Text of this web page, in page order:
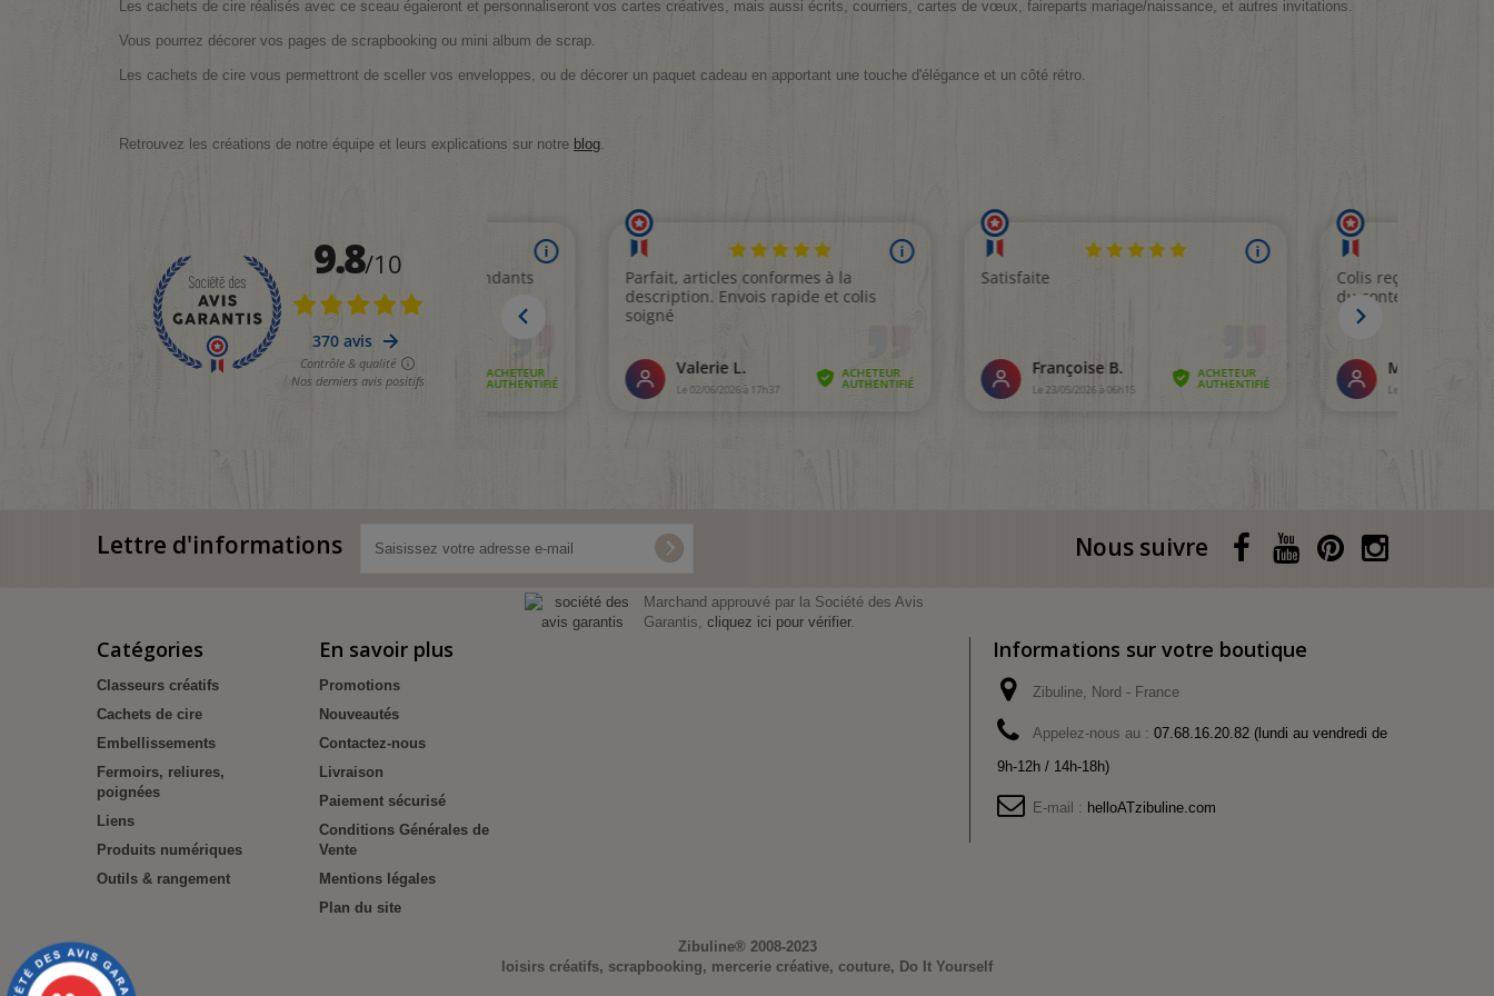
Les cachets de cire réalisés avec ce sceau égaieront et personnaliseront vos cartes créatives, mais aussi écrits, courriers, cartes de vœux, faireparts mariage/naissance, et autres invitations.
Vous pourrez décorer vos pages de scrapbooking ou mini album de scrap.
Les cachets de cire vous permettront de sceller vos enveloppes, ou de décorer un paquet cadeau en apportant une touche d'élégance et un côté rétro.
Retrouvez les créations de notre équipe et leurs explications sur notre blog.
Lettre d'informations Nous suivre
Catégories
Classeurs créatifs
Cachets de cire
Embellissements
Fermoirs, reliures,
poignées
Liens
Produits numériques
Outils & rangement
En savoir plus
Promotions
Nouveautés
Contactez-nous
Livraison
Paiement sécurisé
Conditions Générales de
Vente
Mentions légales
Plan du site
Informations sur votre boutique
Zibuline, Nord - France
Appelez-nous au :07.68.16.20.82 (lundi au vendredi de
9h-12h / 14h-18h)
E-mail : helloATzibuline.com
Marchand approuvé par la Société des Avis
Garantis, cliquez ici pour vérifier.
Zibuline® 2008-2023
loisirs créatifs, scrapbooking, mercerie créative, couture, Do It Yourself